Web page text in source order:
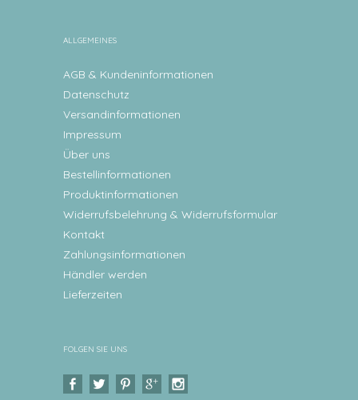
ALLGEMEINES
AGB & Kundeninformationen
Datenschutz
Versandinformationen
Impressum
Über uns
Bestellinformationen
Produktinformationen
Widerrufsbelehrung & Widerrufsformular
Kontakt
Zahlungsinformationen
Händler werden
Lieferzeiten
FOLGEN SIE UNS